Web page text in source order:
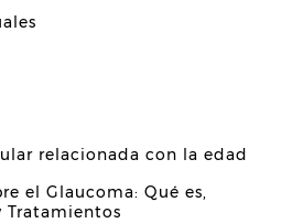
relacionada con la edad
el Glaucoma: Qué es,
Tratamientos